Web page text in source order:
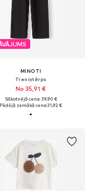
MINOTI
Treniņtērps
No 35,91 €
Sākotnējā cena: 39,90 €
Pēdējā zemākā cena:31,92 €